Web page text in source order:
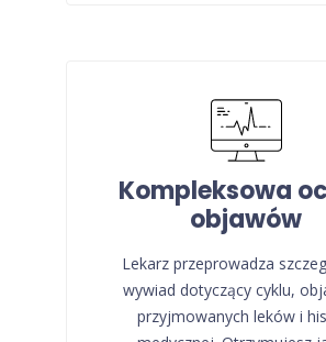
Kompleksowa
objawów
Lekarz przeprowadza
wywiad dotyczący cyklu,
przyjmowanych leków i